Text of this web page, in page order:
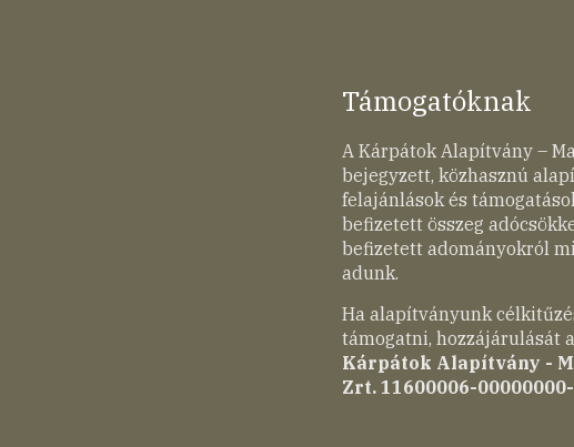
Támogatóknak
A Kárpátok Alapítvány –
bejegyzett, közhasznú
felajánlások és
befizetett összeg
befizetett adományokról
adunk.
Ha alapítványunk
támogatni, hozzájárulását
Kárpátok Alapítvány -
Zrt. 11600006-